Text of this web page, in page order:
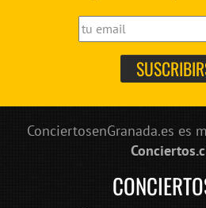
ConciertosenGranada.es es